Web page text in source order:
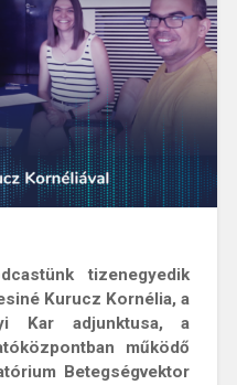
tizenegyedik
Kurucz Kornélia, a
Kar adjunktusa, a
működő
Betegségvektor